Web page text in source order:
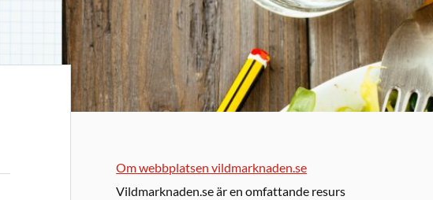
Om webbplatsen vildmarknaden.se
Vildmarknaden.se är en omfattande resurs